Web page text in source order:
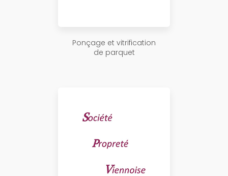
Ponçage et vitrification
de parquet